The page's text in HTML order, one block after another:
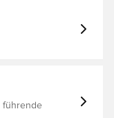
führende